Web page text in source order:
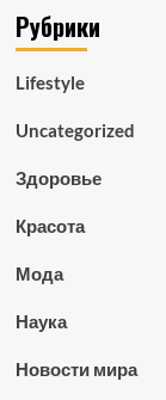
Рубрики
Lifestyle
Uncategorized
Здоровье
Красота
Мода
Наука
Новости мира